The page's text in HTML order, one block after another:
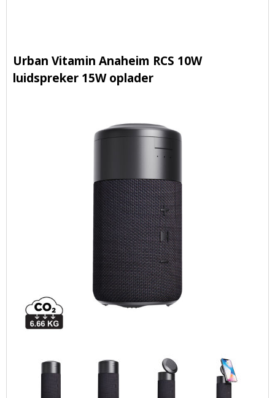
Urban Vitamin Anaheim RCS 10W
luidspreker 15W oplader